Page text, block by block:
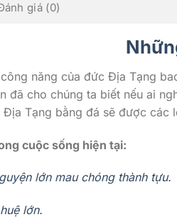
giá (0)
năng của đức Địa Tạng
đã cho chúng ta biết nếu ai
Địa Tạng bằng đá sẽ được các
cuộc sống hiện tại:
lớn mau chóng thành tựu.
lớn.